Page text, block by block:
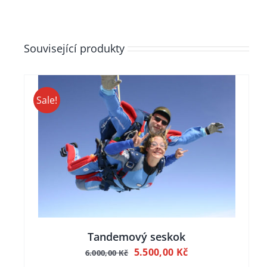
Související produkty
Sale!
Tandemový seskok
6.000,00Kč Původní
5.500,00 KčAktuální